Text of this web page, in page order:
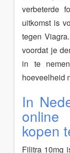
verbeterde
uitkomst is
tegen
voordat je
in te
hoeveelheid
In
online
kopen
Filitra 10mg